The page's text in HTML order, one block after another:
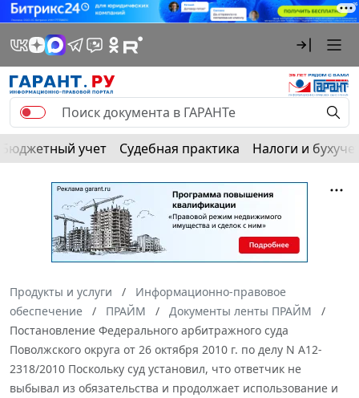
Бюджетный учет Судебная практика Налоги и
Продукты и услуги
Информационно-правовое
обеспечение
ПРАЙМ
Документы ленты ПРАЙМ
Постановление Федерального арбитражного суда
Поволжского округа от 26 октября 2010 г. по делу N А12-
2318/2010 Поскольку суд установил, что ответчик не
выбывал из обязательства и продолжает использование и